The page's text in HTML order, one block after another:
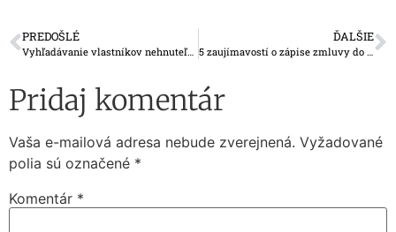
PREDOŠLÉ
Vyhľadávanie vlastníkov nehnuteľností v katastri – videonávod (2024)
ĎALŠIE
5 zaujímavostí o zápise zmluvy do katastra
Pridaj komentár
Vaša e-mailová adresa nebude zverejnená. Vyžadované
polia sú označené *
Komentár *